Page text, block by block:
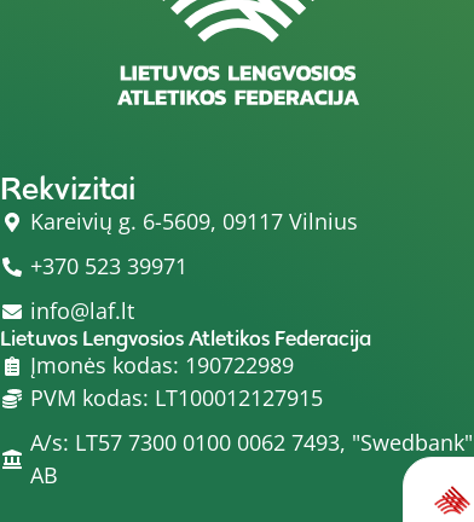
Rekvizitai
Kareivių g. 6-5609, 09117 Vilnius
+370 523 39971
info@laf.lt
Lietuvos Lengvosios Atletikos Federacija
Įmonės kodas: 190722989
PVM kodas: LT100012127915
A/s: LT57 7300 0100 0062 7493, "Swedbank"
AB